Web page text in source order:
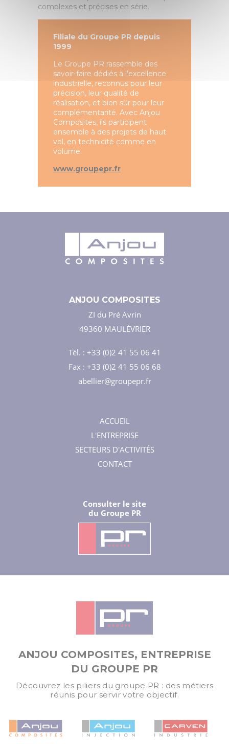
complexes et précises en série.
Filiale du Groupe PR depuis
1999
Le Groupe PR rassemble des
savoir-faire dédiés à l’excellence
industrielle, reconnus pour leur
précision, leur qualité de
réalisation, et bien sûr pour leur
complémentarité. Avec Anjou
Composites, ils participent
ensemble à des projets de haut
vol, en technicité comme en
volume.
www.groupepr.fr
ANJOU COMPOSITES
ZI du Pré Avrin
49360 MAULÉVRIER
Tél. : +33 (0)2 41 55 06 41
Fax : +33 (0)2 41 55 06 68
abellier@groupepr.fr
ACCUEIL
L'ENTREPRISE
SECTEURS D'ACTIVITÉS
CONTACT
Consulter le site
du Groupe PR
ANJOU COMPOSITES, ENTREPRISE
DU GROUPE PR
Découvrez les piliers du groupe PR : des métiers
réunis pour servir votre objectif.